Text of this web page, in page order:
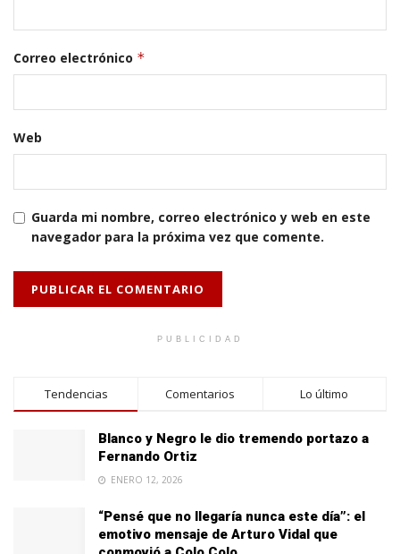
Correo electrónico *
Web
Guarda mi nombre, correo electrónico y web en este
navegador para la próxima vez que comente.
PUBLICIDAD
Tendencias Comentarios Lo último
Blanco y Negro le dio tremendo portazo a
Fernando Ortiz
ENERO 12, 2026
“Pensé que no llegaría nunca este día”: el
emotivo mensaje de Arturo Vidal que